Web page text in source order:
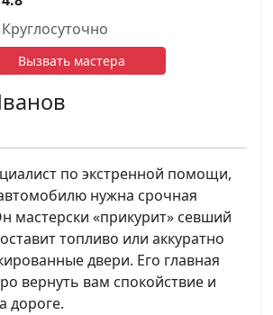
Круглосуточно
Вызвать мастера
по экстренной помощи,
нужна срочная
мастерски «прикурит» севший
топливо или аккуратно
двери. Его главная
вернуть вам спокойствие и
дороге.